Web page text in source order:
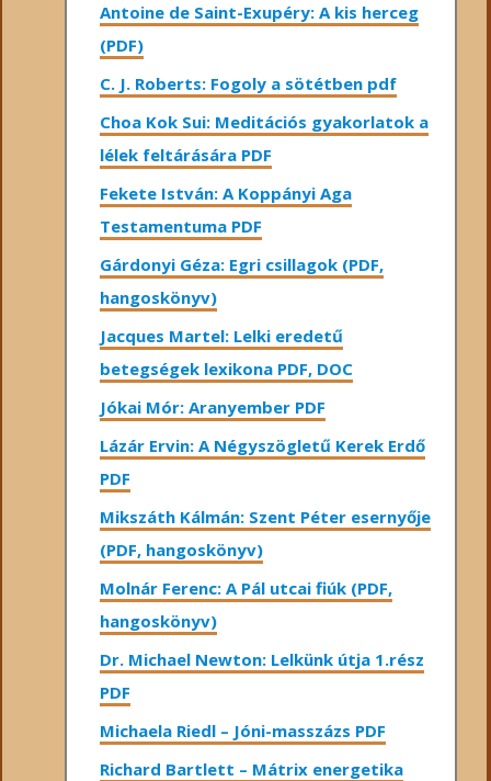
Antoine de Saint-Exupéry: A kis herceg
(PDF)
C. J. Roberts: Fogoly a sötétben pdf
Choa Kok Sui: Meditációs gyakorlatok a
lélek feltárására PDF
Fekete István: A Koppányi Aga
Testamentuma PDF
Gárdonyi Géza: Egri csillagok (PDF,
hangoskönyv)
Jacques Martel: Lelki eredetű
betegségek lexikona PDF, DOC
Jókai Mór: Aranyember PDF
Lázár Ervin: A Négyszögletű Kerek Erdő
PDF
Mikszáth Kálmán: Szent Péter esernyője
(PDF, hangoskönyv)
Molnár Ferenc: A Pál utcai fiúk (PDF,
hangoskönyv)
Dr. Michael Newton: Lelkünk útja 1.rész
PDF
Michaela Riedl – Jóni-masszázs PDF
Richard Bartlett – Mátrix energetika